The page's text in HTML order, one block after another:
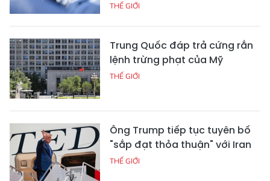
THẾ GIỚI
Trung Quốc đáp trả cứng rắn
lệnh trừng phạt của Mỹ
THẾ GIỚI
Ông Trump tiếp tục tuyên bố
"sắp đạt thỏa thuận" với Iran
THẾ GIỚI